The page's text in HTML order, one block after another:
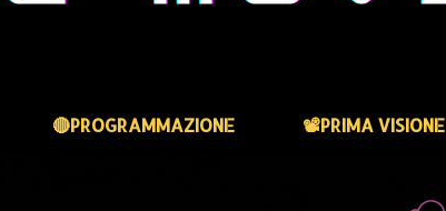
🔴PROGRAMMAZIONE 📽️PRIMA VISIONE